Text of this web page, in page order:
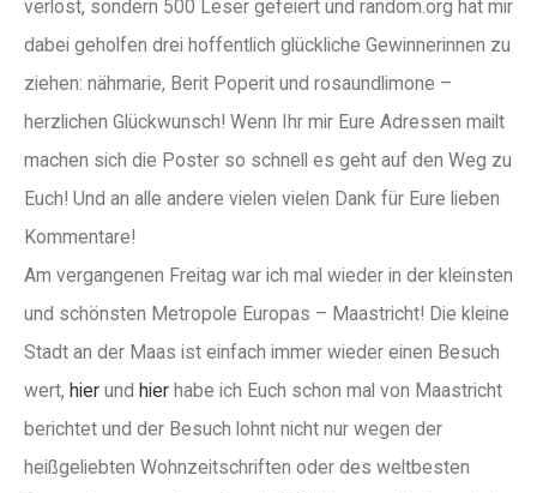
verlost, sondern 500 Leser gefeiert und random.org hat mir
dabei geholfen drei hoffentlich glückliche Gewinnerinnen zu
ziehen: nähmarie, Berit Poperit und rosaundlimone –
herzlichen Glückwunsch! Wenn Ihr mir Eure Adressen mailt
machen sich die Poster so schnell es geht auf den Weg zu
Euch! Und an alle andere vielen vielen Dank für Eure lieben
Kommentare!
Am vergangenen Freitag war ich mal wieder in der kleinsten
und schönsten Metropole Europas – Maastricht! Die kleine
Stadt an der Maas ist einfach immer wieder einen Besuch
wert, hier und hier habe ich Euch schon mal von Maastricht
berichtet und der Besuch lohnt nicht nur wegen der
heißgeliebten Wohnzeitschriften oder des weltbesten